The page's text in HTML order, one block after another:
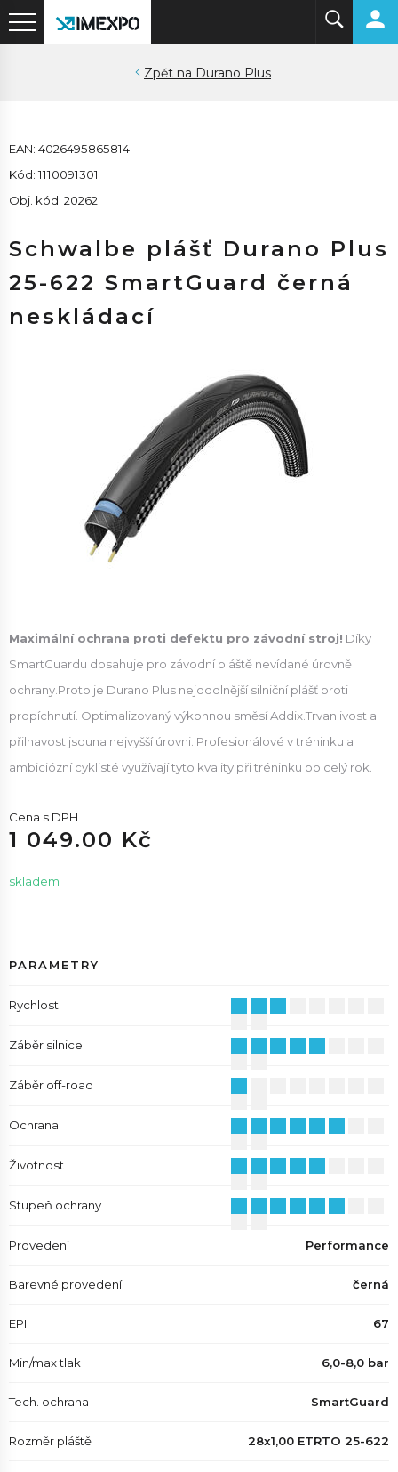
Durano Plus
EAN: 4026495865814
Kód: 1110091301
Obj. kód: 20262
Schwalbe plášť Durano Plus
25-622 SmartGuard černá
neskládací
Maximální ochrana proti defektu pro závodní stroj! Díky
SmartGuardu dosahuje pro závodní pláště nevídané úrovně
ochrany.Proto je Durano Plus nejodolnější silniční plášť proti
propíchnutí. Optimalizovaný výkonnou směsí Addix.Trvanlivost a
přilnavost jsouna nejvyšší úrovni. Profesionálové v tréninku a
ambiciózní cyklisté využívají tyto kvality při tréninku po celý rok.
Cena s DPH
1 049.00 Kč
skladem
PARAMETRY
Rychlost
Záběr silnice
Záběr off-road
Ochrana
Životnost
Stupeň ochrany
Provedení Performance
Barevné provedení černá
EPI 67
Min/max tlak 6,0-8,0 bar
Tech. ochrana SmartGuard
Rozměr pláště 28x1,00 ETRTO 25-622